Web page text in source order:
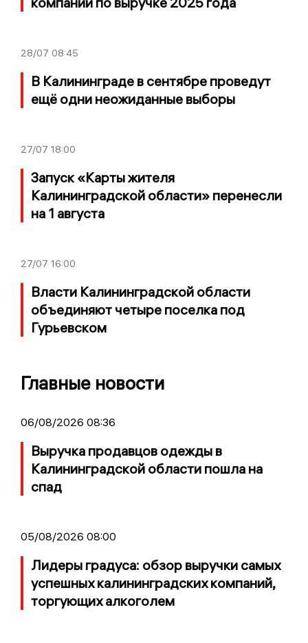
28/07 08:45
В Калининграде в сентябре проведут
ещё одни неожиданные выборы
27/07 18:00
Запуск «Карты жителя
Калининградской области» перенесли
на 1 августа
27/07 16:00
Власти Калининградской области
объединяют четыре поселка под
Гурьевском
Главные новости
06/08/2026 08:36
Выручка продавцов одежды в
Калининградской области пошла на
спад
05/08/2026 08:00
Лидеры градуса: обзор выручки самых
успешных калининградских компаний,
торгующих алкоголем